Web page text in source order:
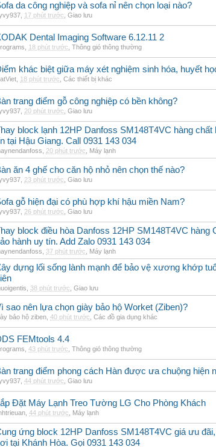
da công nghiệp và sofa nỉ nên chọn loại nào?
17 phút trước Giao lưu
Dental Imaging Software 6.12.11 2
18 phút trước Thông gió thông thường
khác biệt giữa máy xét nghiệm sinh hóa, huyết
18 phút trước Các thiết bị khác
trang điểm gỗ công nghiệp có bền không?
20 phút trước Giao lưu
block lạnh 12HP Danfoss SM148T4VC hàng
tại Hậu Giang. Call 0931 143 034
20 phút trước Máy lạnh
ăn 4 ghế cho căn hộ nhỏ nên chọn thế nào?
23 phút trước Giao lưu
gỗ hiện đại có phù hợp khí hậu miền Nam?
26 phút trước Giao lưu
block điều hòa Danfoss 12HP SM148T4VC hàng
hành uy tín. Add Zalo 0931 143 034
37 phút trước Máy lạnh
dựng lối sống lành mạnh để bảo vệ xương khớp
38 phút trước Giao lưu
sao nên lựa chọn giày bảo hộ Worket (Ziben)?
bảo hộ ziben 40 phút trước Các đồ gia dụng khác
FEMtools 4.4
43 phút trước Thông gió thông thường
trang điểm phong cách Hàn được ưa chuộng hiện
44 phút trước Giao lưu
Đặt Máy Lạnh Treo Tường LG Cho Phòng Khách
44 phút trước Máy lạnh
ứng block 12HP Danfoss SM148T4VC giá ưu
tại Khánh Hòa. Gọi 0931 143 034